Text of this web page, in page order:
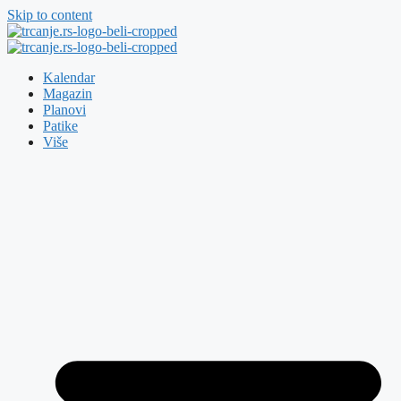
Skip to content
Kalendar
Magazin
Planovi
Patike
Više